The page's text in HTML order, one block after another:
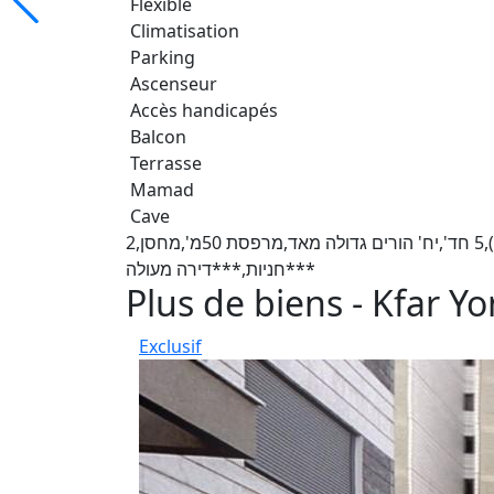
Climatisation
Parking
Ascenseur
Accès handicapés
Balcon
Terrasse
Mamad
Cave
ביפה נוף,פנטהאוז/לופט משודרג (גובה תקרה 6מ'),5 חד',יח' הורים גדולה מאד,מרפסת 50מ',מחסן,2
חניות,***דירה מעולה***
Plus de biens - Kfar
Exclusif